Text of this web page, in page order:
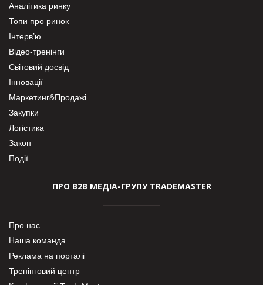
Аналітика ринку
Топи про ринок
Інтерв’ю
Відео-тренінги
Світовий досвід
Інновації
Маркетинг&Продажі
Закупки
Логістика
Закон
Події
ПРО В2В МЕДІА-ГРУПУ TRADEMASTER
Про нас
Наша команда
Реклама на порталі
Тренінговий центр